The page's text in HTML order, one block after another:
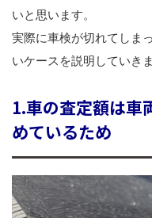
いと思います。
実際に車検が切れてしま
いケースを説明していきま
1.車の査定額は車
めているため